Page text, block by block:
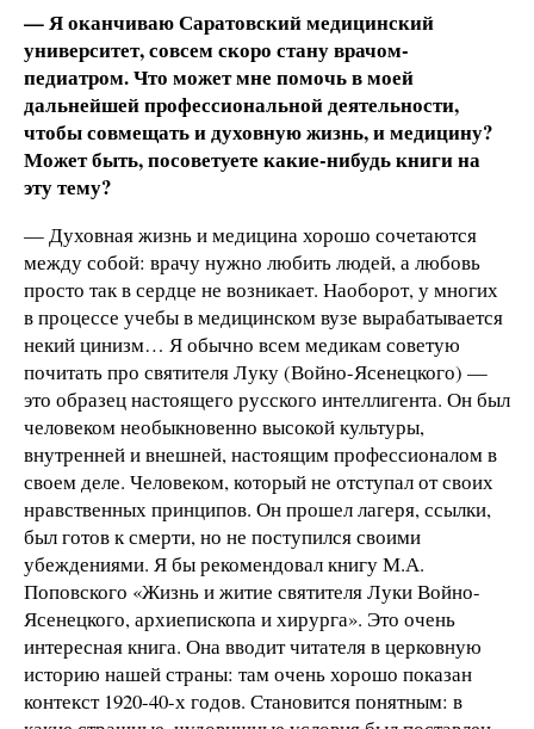
— Я оканчиваю Саратовский медицинский
университет, совсем скоро стану врачом-
педиатром. Что может мне помочь в моей
дальнейшей профессиональной деятельности,
чтобы совмещать и духовную жизнь, и медицину?
Может быть, посоветуете какие-нибудь книги на
эту тему?
— Духовная жизнь и медицина хорошо сочетаются
между собой: врачу нужно любить людей, а любовь
просто так в сердце не возникает. Наоборот, у многих
в процессе учебы в медицинском вузе вырабатывается
некий цинизм… Я обычно всем медикам советую
почитать про святителя Луку (Войно-Ясенецкого) —
это образец настоящего русского интеллигента. Он был
человеком необыкновенно высокой культуры,
внутренней и внешней, настоящим профессионалом в
своем деле. Человеком, который не отступал от своих
нравственных принципов. Он прошел лагеря, ссылки,
был готов к смерти, но не поступился своими
убеждениями. Я бы рекомендовал книгу М.А.
Поповского «Жизнь и житие святителя Луки Войно-
Ясенецкого, архиепископа и хирурга». Это очень
интересная книга. Она вводит читателя в церковную
историю нашей страны: там очень хорошо показан
контекст 1920-40-х годов. Становится понятным: в